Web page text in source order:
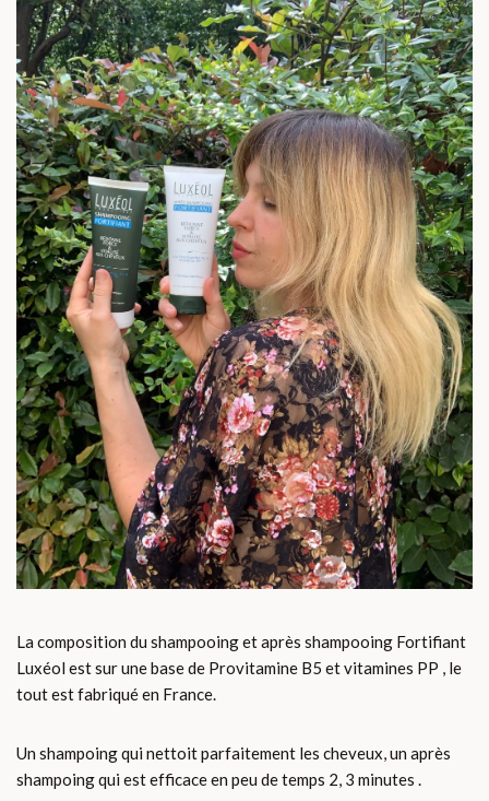
La composition du shampooing et après shampooing Fortifiant
Luxéol est sur une base de Provitamine B5 et vitamines PP , le
tout est fabriqué en France.
Un shampoing qui nettoit parfaitement les cheveux, un après
shampoing qui est efficace en peu de temps 2, 3 minutes .